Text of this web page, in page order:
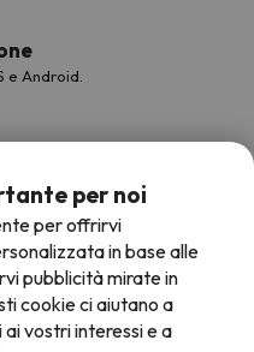
e Android.
per noi
per offrirvi
in base alle
pubblicità mirate in
cookie ci aiutano a
vostri interessi e a